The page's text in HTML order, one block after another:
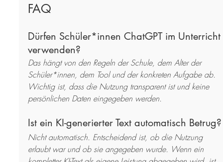
FAQ
Dürfen Schüler*innen ChatGPT im Unterricht
verwenden?
Das hängt von den Regeln der Schule, dem Alter der
Schüler*innen, dem Tool und der konkreten Aufgabe ab.
Wichtig ist, dass die Nutzung transparent ist und keine
persönlichen Daten eingegeben werden.
Ist ein KI-generierter Text automatisch Betrug?
Nicht automatisch. Entscheidend ist, ob die Nutzung
erlaubt war und ob sie angegeben wurde. Wenn ein